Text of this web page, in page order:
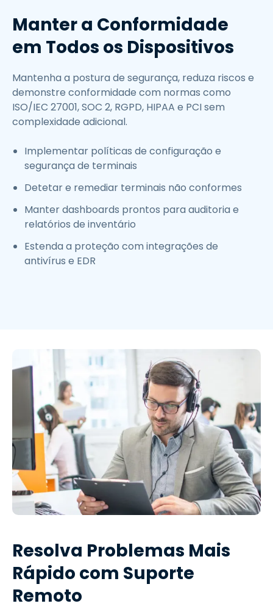
Manter a Conformidade
em Todos os Dispositivos
Mantenha a postura de segurança, reduza riscos e
demonstre conformidade com normas como
ISO/IEC 27001, SOC 2, RGPD, HIPAA e PCI sem
complexidade adicional.
Implementar políticas de configuração e
segurança de terminais
Detetar e remediar terminais não conformes
Manter dashboards prontos para auditoria e
relatórios de inventário
Estenda a proteção com integrações de
antivírus e EDR
Resolva Problemas Mais
Rápido com Suporte
Remoto